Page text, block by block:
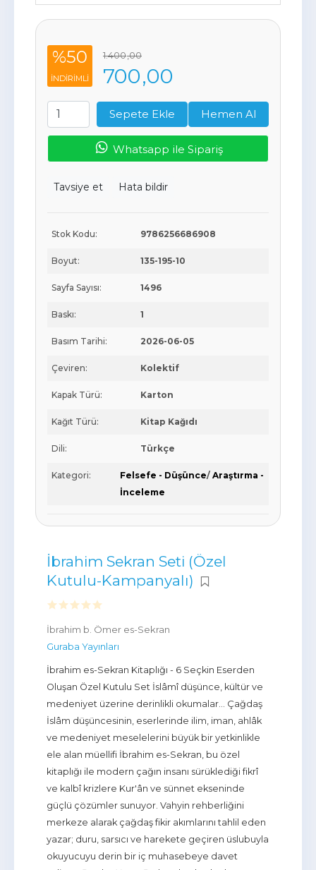
İbrahim Sekran Seti (Özel
Kutulu-Kampanyalı)
İbrahim b. Ömer es-Sekran
Guraba Yayınları
İbrahim es-Sekran Kitaplığı - 6 Seçkin Eserden
Oluşan Özel Kutulu Set İslâmî düşünce, kültür ve
medeniyet üzerine derinlikli okumalar… Çağdaş
İslâm düşüncesinin, eserlerinde ilim, iman, ahlâk
ve medeniyet meselelerini büyük bir yetkinlikle
ele alan müellifi İbrahim es-Sekran, bu özel
kitaplığı ile modern çağın insanı sürüklediği fikrî
ve kalbî krizlere Kur'ân ve sünnet ekseninde
güçlü çözümler sunuyor. Vahyin rehberliğini
merkeze alarak çağdaş fikir akımlarını tahlil eden
yazar; duru, sarsıcı ve harekete geçiren üslubuyla
okuyucuyu derin bir iç muhasebeye davet
%50
INDIRIMLI
1.400,00
700,00
Sepete Ekle Hemen Al
Whatsapp ile Sipariş
Tavsiye et Hata bildir
Stok Kodu: 9786256686908
Boyut: 135-195-10
Sayfa Sayısı: 1496
Baskı: 1
Basım Tarihi: 2026-06-05
Çeviren: Kolektif
Kapak Türü: Karton
Kağıt Türü: Kitap Kağıdı
Dili: Türkçe
Kategori: Felsefe - Düşünce/ Araştırma -
İnceleme